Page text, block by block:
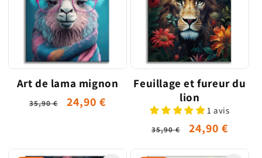
Art de lama mignon
Prix
35,90 €
Prix
24,90 €
Feuillage et fureur du
lion
1 avis
Prix
habituel
35,90 €
Prix
24,90 €